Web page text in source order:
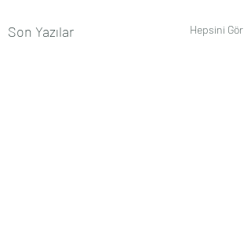
Son Yazılar Hepsini Gör